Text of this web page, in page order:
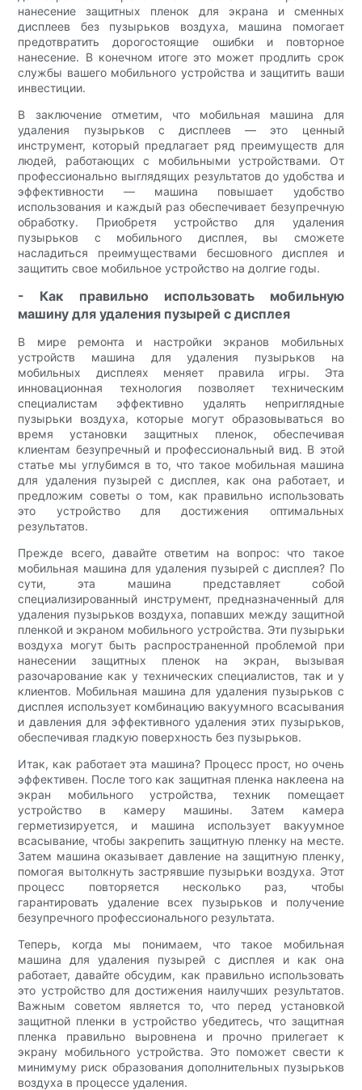
нанесение защитных пленок для экрана и сменных
дисплеев без пузырьков воздуха, машина помогает
предотвратить дорогостоящие ошибки и повторное
нанесение. В конечном итоге это может продлить срок
службы вашего мобильного устройства и защитить ваши
инвестиции.
В заключение отметим, что мобильная машина для
удаления пузырьков с дисплеев — это ценный
инструмент, который предлагает ряд преимуществ для
людей, работающих с мобильными устройствами. От
профессионально выглядящих результатов до удобства и
эффективности — машина повышает удобство
использования и каждый раз обеспечивает безупречную
обработку. Приобретя устройство для удаления
пузырьков с мобильного дисплея, вы сможете
насладиться преимуществами бесшовного дисплея и
защитить свое мобильное устройство на долгие годы.
- Как правильно использовать мобильную
машину для удаления пузырей с дисплея
В мире ремонта и настройки экранов мобильных
устройств машина для удаления пузырьков на
мобильных дисплеях меняет правила игры. Эта
инновационная технология позволяет техническим
специалистам эффективно удалять неприглядные
пузырьки воздуха, которые могут образовываться во
время установки защитных пленок, обеспечивая
клиентам безупречный и профессиональный вид. В этой
статье мы углубимся в то, что такое мобильная машина
для удаления пузырей с дисплея, как она работает, и
предложим советы о том, как правильно использовать
это устройство для достижения оптимальных
результатов.
Прежде всего, давайте ответим на вопрос: что такое
мобильная машина для удаления пузырей с дисплея? По
сути, эта машина представляет собой
специализированный инструмент, предназначенный для
удаления пузырьков воздуха, попавших между защитной
пленкой и экраном мобильного устройства. Эти пузырьки
воздуха могут быть распространенной проблемой при
нанесении защитных пленок на экран, вызывая
разочарование как у технических специалистов, так и у
клиентов. Мобильная машина для удаления пузырьков с
дисплея использует комбинацию вакуумного всасывания
и давления для эффективного удаления этих пузырьков,
обеспечивая гладкую поверхность без пузырьков.
Итак, как работает эта машина? Процесс прост, но очень
эффективен. После того как защитная пленка наклеена на
экран мобильного устройства, техник помещает
устройство в камеру машины. Затем камера
герметизируется, и машина использует вакуумное
всасывание, чтобы закрепить защитную пленку на месте.
Затем машина оказывает давление на защитную пленку,
помогая вытолкнуть застрявшие пузырьки воздуха. Этот
процесс повторяется несколько раз, чтобы
гарантировать удаление всех пузырьков и получение
безупречного профессионального результата.
Теперь, когда мы понимаем, что такое мобильная
машина для удаления пузырей с дисплея и как она
работает, давайте обсудим, как правильно использовать
это устройство для достижения наилучших результатов.
Важным советом является то, что перед установкой
защитной пленки в устройство убедитесь, что защитная
пленка правильно выровнена и прочно прилегает к
экрану мобильного устройства. Это поможет свести к
минимуму риск образования дополнительных пузырьков
воздуха в процессе удаления.